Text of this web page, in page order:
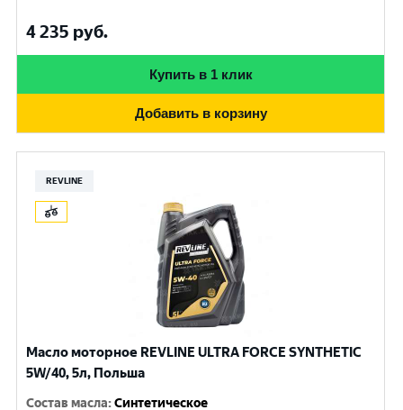
4 235 руб.
Купить в 1 клик
Добавить в корзину
REVLINE
Масло моторное REVLINE ULTRA FORCE SYNTHETIC
5W/40, 5л, Польша
Состав масла:Синтетическое